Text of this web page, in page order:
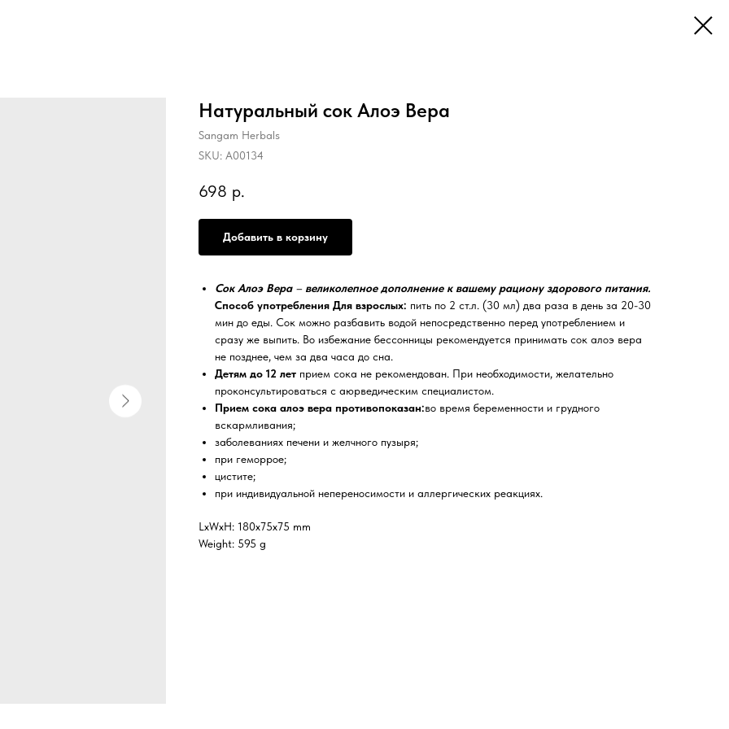
Натуральный сок Алоэ Вера
Sangam Herbals
SKU: A00134
698 р.
Добавить в корзину
Сок Алоэ Вера – великолепное дополнение к вашему рациону здорового питания.
Способ употребления Для взрослых: пить по 2 ст.л. (30 мл) два раза в день за 20-30
мин до еды. Сок можно разбавить водой непосредственно перед употреблением и
сразу же выпить. Во избежание бессонницы рекомендуется принимать сок алоэ вера
не позднее, чем за два часа до сна.
Детям до 12 лет прием сока не рекомендован. При необходимости, желательно
проконсультироваться с аюрведическим специалистом.
Прием сока алоэ вера противопоказан:во время беременности и грудного
вскармливания;
заболеваниях печени и желчного пузыря;
при геморрое;
цистите;
при индивидуальной непереносимости и аллергических реакциях.
LxWxH: 180x75x75 mm
Weight: 595 g